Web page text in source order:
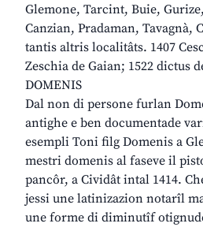
Glemone, Tarcint, Buie,
Canzian, Pradaman, Tavagnà,
tantis altris localitâts. 1407
Zeschia de Gaian; 1522 dictus
DOMENIS
Dal non di persone furlan
antighe e ben documentade
esempli Toni filg Domenis a
mestri domenis al faseve il
pancôr, a Cividât intal 1414.
jessi une latinizazion notarîl
une forme di diminutîf